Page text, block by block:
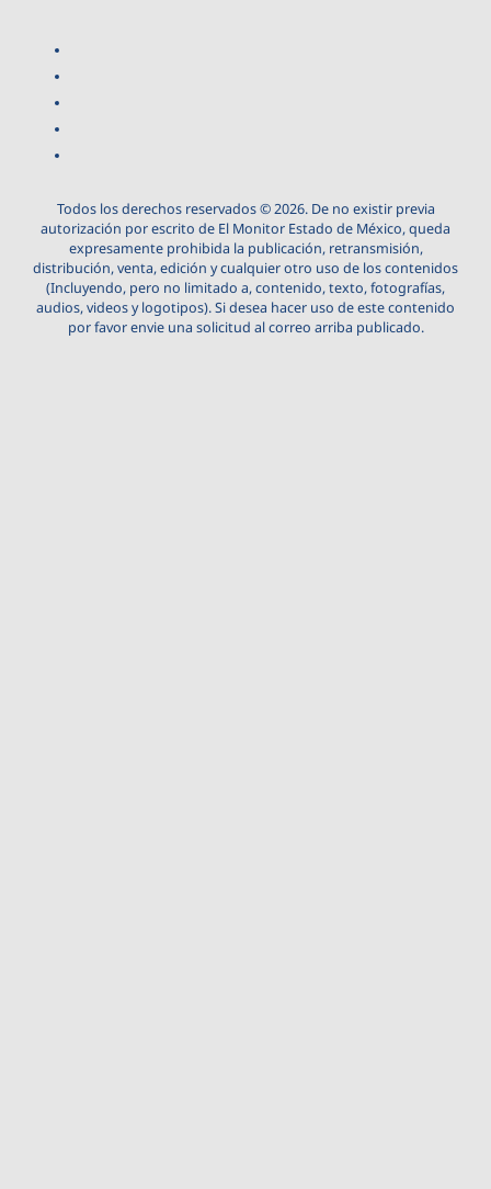
Todos los derechos reservados © 2026. De no existir previa
autorización por escrito de El Monitor Estado de México, queda
expresamente prohibida la publicación, retransmisión,
distribución, venta, edición y cualquier otro uso de los contenidos
(Incluyendo, pero no limitado a, contenido, texto, fotografías,
audios, videos y logotipos). Si desea hacer uso de este contenido
por favor envie una solicitud al correo arriba publicado.